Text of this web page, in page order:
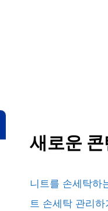
새로운
니트를 손세탁하
트 손세탁 관리하